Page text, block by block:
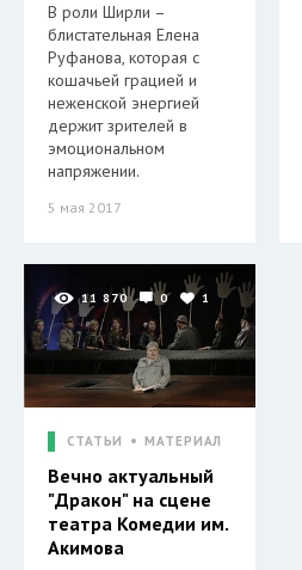
В роли Ширли –
блистательная Елена
Руфанова, которая с
кошачьей грацией и
неженской энергией
держит зрителей в
эмоциональном
напряжении.
5 мая 2017
11 870 0 1
СТАТЬИ МАТЕРИАЛ
Вечно актуальный
"Дракон" на сцене
театра Комедии им.
Акимова